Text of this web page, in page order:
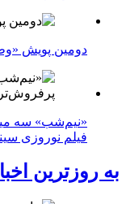
دومین پویش
«نیم‌شب» سه
فیلم نوروزی
به روزترین